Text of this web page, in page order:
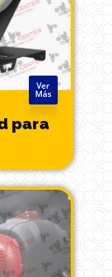
Ver
Más
para